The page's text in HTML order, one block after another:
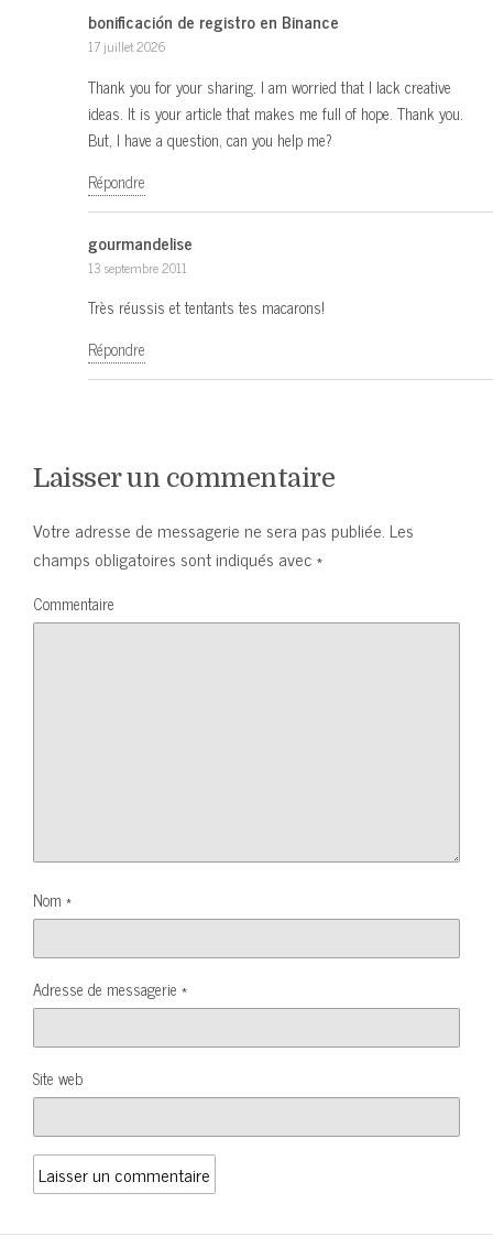
bonificación de registro en Binance
17 juillet 2026
Thank you for your sharing. I am worried that I lack creative
ideas. It is your article that makes me full of hope. Thank you.
But, I have a question, can you help me?
Répondre
gourmandelise
13 septembre 2011
Très réussis et tentants tes macarons!
Répondre
Laisser un commentaire
Votre adresse de messagerie ne sera pas publiée. Les
champs obligatoires sont indiqués avec*
Commentaire
Nom *
Adresse de messagerie *
Site web